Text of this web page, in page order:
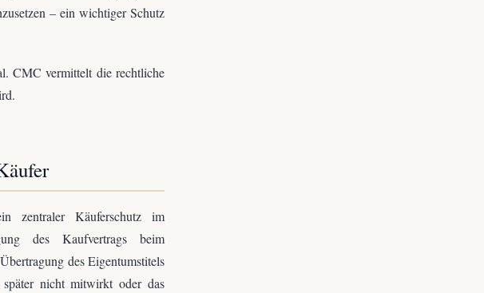
– ein wichtiger Schutz
CMC vermittelt die rechtliche
zentraler Käuferschutz im
des Kaufvertrags beim
des Eigentumstitels
nicht mitwirkt oder das